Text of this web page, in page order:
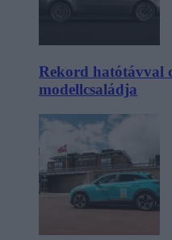
Rekord hatótávval
modellcsaládja